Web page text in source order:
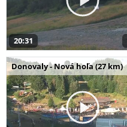
20:31
Donovaly - Nová hoľa (27 km)